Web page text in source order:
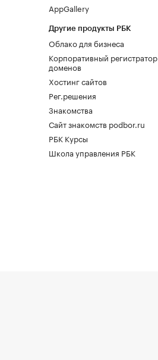
AppGallery
Другие продукты РБК
Облако для бизнеса
Корпоративный регистратор
доменов
Хостинг сайтов
Рег.решения
Знакомства
Сайт знакомств podbor.ru
РБК Курсы
Школа управления РБК